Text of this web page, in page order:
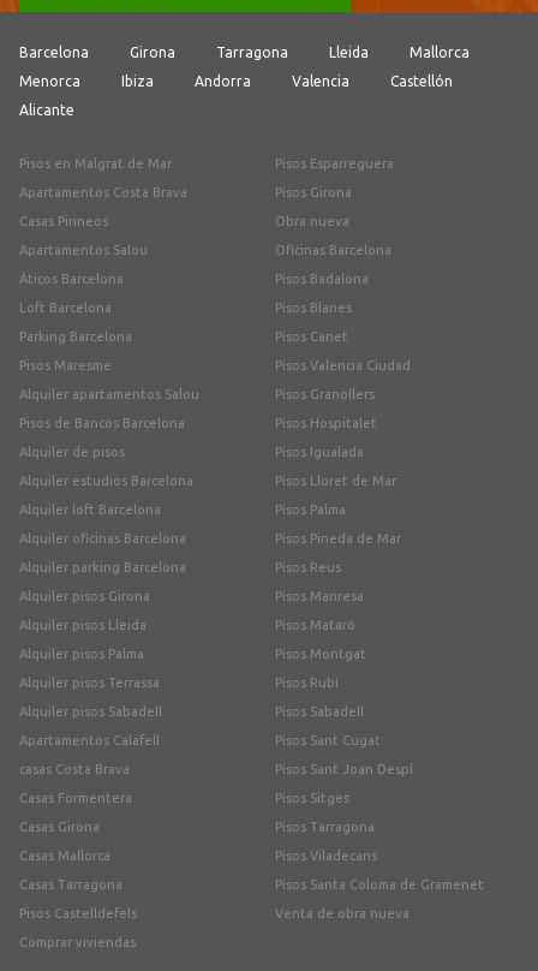
Barcelona Girona Tarragona Lleida
Mallorca
Menorca
Ibiza Andorra Valencia
Castellón
Alicante
Pisos en Malgrat de Mar
Apartamentos Costa Brava
Casas Pirineos
Apartamentos Salou
Áticos Barcelona
Loft Barcelona
Parking Barcelona
Pisos Maresme
Alquiler apartamentos Salou
Pisos de Bancos Barcelona
Alquiler de pisos
Alquiler estudios Barcelona
Alquiler loft Barcelona
Alquiler oficinas Barcelona
Alquiler parking Barcelona
Alquiler pisos Girona
Alquiler pisos Lleida
Alquiler pisos Palma
Alquiler pisos Terrassa
Alquiler pisos Sabadell
Apartamentos Calafell
casas Costa Brava
Casas Formentera
Casas Girona
Casas Mallorca
Casas Tarragona
Pisos Castelldefels
Comprar viviendas
Pisos Esparreguera
Pisos Girona
Obra nueva
Oficinas Barcelona
Pisos Badalona
Pisos Blanes
Pisos Canet
Pisos Valencia Ciudad
Pisos Granollers
Pisos Hospitalet
Pisos Igualada
Pisos Lloret de Mar
Pisos Palma
Pisos Pineda de Mar
Pisos Reus
Pisos Manresa
Pisos Mataró
Pisos Montgat
Pisos Rubí
Pisos Sabadell
Pisos Sant Cugat
Pisos Sant Joan Despí
Pisos Sitges
Pisos Tarragona
Pisos Viladecans
Pisos Santa Coloma de Gramenet
Venta de obra nueva